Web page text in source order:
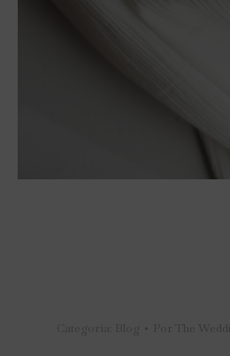
Categoría: Blog Por The